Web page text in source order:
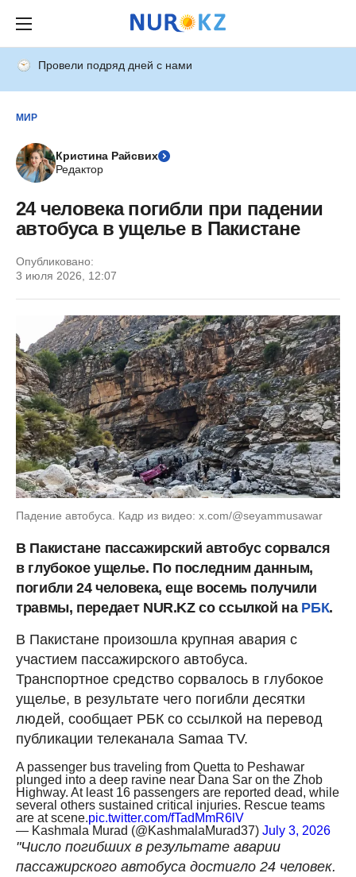
Провели подряд дней с нами
МИР
Кристина Райсвих
Редактор
24 человека погибли при падении
автобуса в ущелье в Пакистане
Опубликовано:
3 июля 2026, 12:07
Падение автобуса. Кадр из видео: x.com/@seyammusawar
В Пакистане пассажирский автобус сорвался
в глубокое ущелье. По последним данным,
погибли 24 человека, еще восемь получили
травмы, передает NUR.KZ со ссылкой на РБК.
В Пакистане произошла крупная авария с
участием пассажирского автобуса.
Транспортное средство сорвалось в глубокое
ущелье, в результате чего погибли десятки
людей, сообщает РБК со ссылкой на перевод
публикации телеканала Samaa TV.
A passenger bus traveling from Quetta to Peshawar
plunged into a deep ravine near Dana Sar on the Zhob
Highway. At least 16 passengers are reported dead, while
several others sustained critical injuries. Rescue teams
are at scene.pic.twitter.com/fTadMmR6lV
— Kashmala Murad (@KashmalaMurad37) July 3, 2026
"Число погибших в результате аварии
пассажирского автобуса достигло 24 человек.